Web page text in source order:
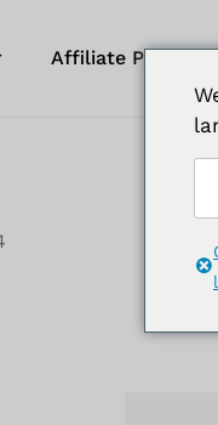
Affiliate Portal